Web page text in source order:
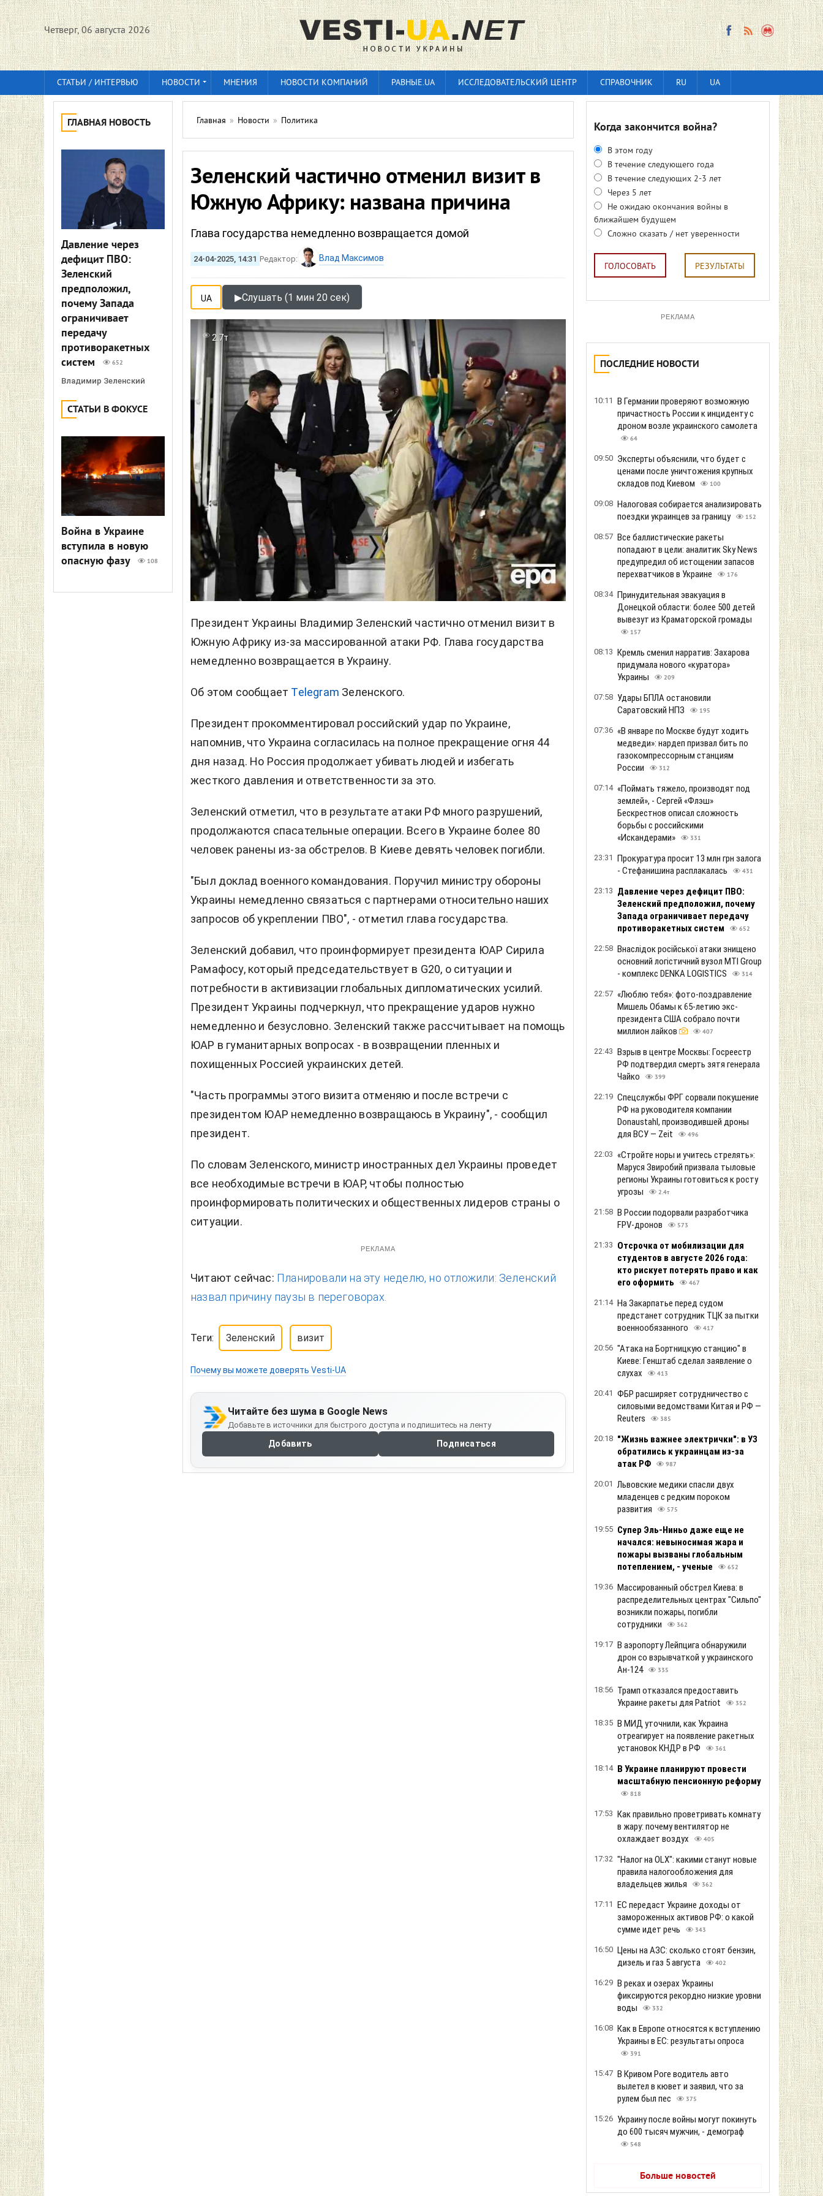
Четверг, 06 августа 2026
СТАТЬИ / ИНТЕРВЬЮ НОВОСТИ МНЕНИЯ НОВОСТИ КОМПАНИЙ РАВНЫЕ.UA ИССЛЕДОВАТЕЛЬСКИЙ ЦЕНТР СПРАВОЧНИК RU UA
ГЛАВНАЯ НОВОСТЬ
Давление через
дефицит ПВО:
Зеленский
предположил,
почему Запада
ограничивает
передачу
противоракетных
систем
652
Владимир Зеленский
СТАТЬИ В ФОКУСЕ
Война в Украине
вступила в новую
опасную фазу
108
Главная » Новости » Политика
Зеленский частично отменил визит в
Южную Африку: названа причина
Глава государства немедленно возвращается домой
24-04-2025, 14:31 Редактор: Влад Максимов
UA ▶Слушать (1 мин 20 сек)
2.7т
Президент Украины Владимир Зеленский частично отменил визит в
Южную Африку из-за массированной атаки РФ. Глава государства
немедленно возвращается в Украину.
Об этом сообщает Telegram Зеленского.
Президент прокомментировал российский удар по Украине,
напомнив, что Украина согласилась на полное прекращение огня 44
дня назад. Но Россия продолжает убивать людей и избегать
жесткого давления и ответственности за это.
Зеленский отметил, что в результате атаки РФ много разрушений,
продолжаются спасательные операции. Всего в Украине более 80
человек ранены из-за обстрелов. В Киеве девять человек погибли.
"Был доклад военного командования. Поручил министру обороны
Украины немедленно связаться с партнерами относительно наших
запросов об укреплении ПВО", - отметил глава государства.
Зеленский добавил, что проинформирует президента ЮАР Сирила
Рамафосу, который председательствует в G20, о ситуации и
потребности в активизации глобальных дипломатических усилий.
Президент Украины подчеркнул, что прекращение ударов нужно
немедленно и безусловно. Зеленский также рассчитывает на помощь
ЮАР в гуманитарных вопросах - в возвращении пленных и
похищенных Россией украинских детей.
"Часть программы этого визита отменяю и после встречи с
президентом ЮАР немедленно возвращаюсь в Украину", - сообщил
президент.
По словам Зеленского, министр иностранных дел Украины проведет
все необходимые встречи в ЮАР, чтобы полностью
проинформировать политических и общественных лидеров страны о
ситуации.
РЕКЛАМА
Читают сейчас: Планировали на эту неделю, но отложили: Зеленский
назвал причину паузы в переговорах.
Теги: Зеленский визит
Почему вы можете доверять Vesti-UA
Читайте без шума в Google News
Добавьте в источники для быстрого доступа и подпишитесь на ленту
Добавить Подписаться
Когда закончится война?
В этом году
В течение следующего года
В течение следующих 2-3 лет
Через 5 лет
Не ожидаю окончания войны в
ближайшем будущем
Сложно сказать / нет уверенности
ГОЛОСОВАТЬ РЕЗУЛЬТАТЫ
РЕКЛАМА
ПОСЛЕДНИЕ НОВОСТИ
10:11 В Германии проверяют возможную
причастность России к инциденту с
дроном возле украинского самолета
64
09:50 Эксперты объяснили, что будет с
ценами после уничтожения крупных
складов под Киевом
100
09:08 Налоговая собирается анализировать
поездки украинцев за границу
152
08:57 Все баллистические ракеты
попадают в цели: аналитик Sky News
предупредил об истощении запасов
перехватчиков в Украине
176
08:34 Принудительная эвакуация в
Донецкой области: более 500 детей
вывезут из Краматорской громады
157
08:13 Кремль сменил нарратив: Захарова
придумала нового «куратора»
Украины
209
07:58 Удары БПЛА остановили
Саратовский НПЗ
195
07:36 «В январе по Москве будут ходить
медведи»: нардеп призвал бить по
газокомпрессорным станциям
России
312
07:14 «Поймать тяжело, производят под
землей», - Сергей «Флэш»
Бескрестнов описал сложность
борьбы с российскими
«Искандерами»
331
23:31 Прокуратура просит 13 млн грн залога
- Стефанишина расплакалась
431
23:13 Давление через дефицит ПВО:
Зеленский предположил, почему
Запада ограничивает передачу
противоракетных систем
652
22:58 Внаслідок російської атаки знищено
основний логістичний вузол MTI Group
- комплекс DENKA LOGISTICS
314
22:57 «Люблю тебя»: фото-поздравление
Мишель Обамы к 65-летию экс-
президента США собрало почти
миллион лайков
407
22:43 Взрыв в центре Москвы: Госреестр
РФ подтвердил смерть зятя генерала
Чайко
399
22:19 Спецслужбы ФРГ сорвали покушение
РФ на руководителя компании
Donaustahl, производившей дроны
для ВСУ — Zeit
496
22:03 «Стройте норы и учитесь стрелять»:
Маруся Звиробий призвала тыловые
регионы Украины готовиться к росту
угрозы
2.4т
21:58 В России подорвали разработчика
FPV-дронов
573
21:33 Отсрочка от мобилизации для
студентов в августе 2026 года:
кто рискует потерять право и как
его оформить
467
21:14 На Закарпатье перед судом
предстанет сотрудник ТЦК за пытки
военнообязанного
417
20:56 "Атака на Бортницкую станцию" в
Киеве: Генштаб сделал заявление о
слухах
413
20:41 ФБР расширяет сотрудничество с
силовыми ведомствами Китая и РФ —
Reuters
385
20:18 "Жизнь важнее электрички": в УЗ
обратились к украинцам из-за
атак РФ
987
20:01 Львовские медики спасли двух
младенцев с редким пороком
развития
575
19:55 Супер Эль-Ниньо даже еще не
начался: невыносимая жара и
пожары вызваны глобальным
потеплением, - ученые
652
19:36 Массированный обстрел Киева: в
распределительных центрах "Сильпо"
возникли пожары, погибли
сотрудники
362
19:17 В аэропорту Лейпцига обнаружили
дрон со взрывчаткой у украинского
Ан-124
335
18:56 Трамп отказался предоставить
Украине ракеты для Patriot
352
18:35 В МИД уточнили, как Украина
отреагирует на появление ракетных
установок КНДР в РФ
361
18:14 В Украине планируют провести
масштабную пенсионную реформу
818
17:53 Как правильно проветривать комнату
в жару: почему вентилятор не
охлаждает воздух
405
17:32 "Налог на OLX": какими станут новые
правила налогообложения для
владельцев жилья
362
17:11 ЕС передаст Украине доходы от
замороженных активов РФ: о какой
сумме идет речь
343
16:50 Цены на АЗС: сколько стоят бензин,
дизель и газ 5 августа
402
16:29 В реках и озерах Украины
фиксируются рекордно низкие уровни
воды
332
16:08 Как в Европе относятся к вступлению
Украины в ЕС: результаты опроса
391
15:47 В Кривом Роге водитель авто
вылетел в кювет и заявил, что за
рулем был пес
375
15:26 Украину после войны могут покинуть
до 600 тысяч мужчин, - демограф
548
Больше новостей